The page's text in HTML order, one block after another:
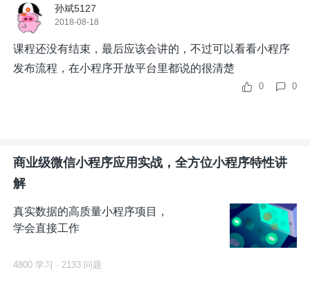
孙斌5127
2018-08-18
课程还没有结束，最后应该会讲的，不过可以看看小程序
发布流程，在小程序开放平台里都说的很清楚
0 0
商业级微信小程序应用实战，全方位小程序特性讲
解
真实数据的高质量小程序项目，
学会直接工作
4800 学习 · 2133 问题